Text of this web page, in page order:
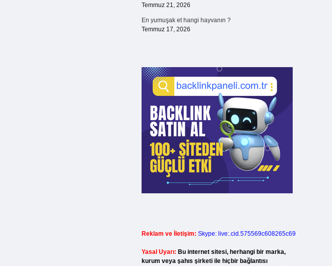
Temmuz 21, 2026
En yumuşak et hangi hayvanın ?
Temmuz 17, 2026
Reklam ve İletişim: Skype: live:.cid.575569c608265c69
Yasal Uyarı: Bu internet sitesi, herhangi bir marka,
kurum veya şahıs şirketi ile hiçbir bağlantısı